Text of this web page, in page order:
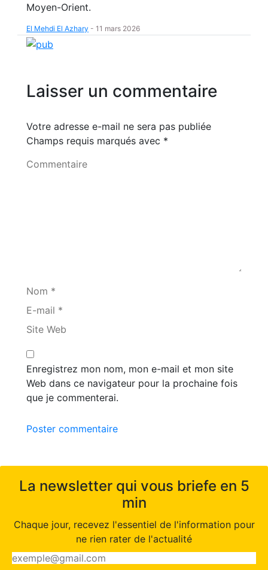
Moyen-Orient.
El Mehdi El Azhary - 11 mars 2026
Laisser un commentaire
Votre adresse e-mail ne sera pas publiée
Champs requis marqués avec *
Commentaire
Nom *
E-mail *
Site Web
Enregistrez mon nom, mon e-mail et mon site
Web dans ce navigateur pour la prochaine fois
que je commenterai.
Poster commentaire
La newsletter qui vous briefe en 5
min
Chaque jour, recevez l'essentiel de l'information pour
ne rien rater de l'actualité